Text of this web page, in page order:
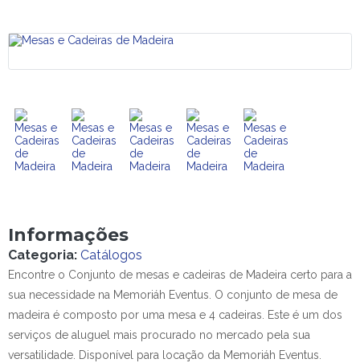
Informações
Categoria: Catálogos
Encontre o Conjunto de mesas e cadeiras de Madeira certo para a
sua necessidade na Memoriáh Eventus. O conjunto de mesa de
madeira é composto por uma mesa e 4 cadeiras. Este é um dos
serviços de aluguel mais procurado no mercado pela sua
versatilidade. Disponível para locação da Memoriáh Eventus.